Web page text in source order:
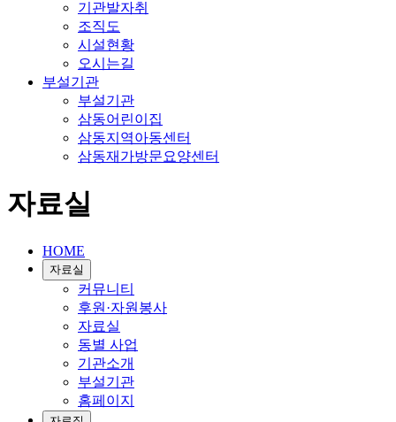
기관발자취
조직도
시설현황
오시는길
부설기관
부설기관
삼동어린이집
삼동지역아동센터
삼동재가방문요양센터
자료실
HOME
자료실
커뮤니티
후원·자원봉사
자료실
동별 사업
기관소개
부설기관
홈페이지